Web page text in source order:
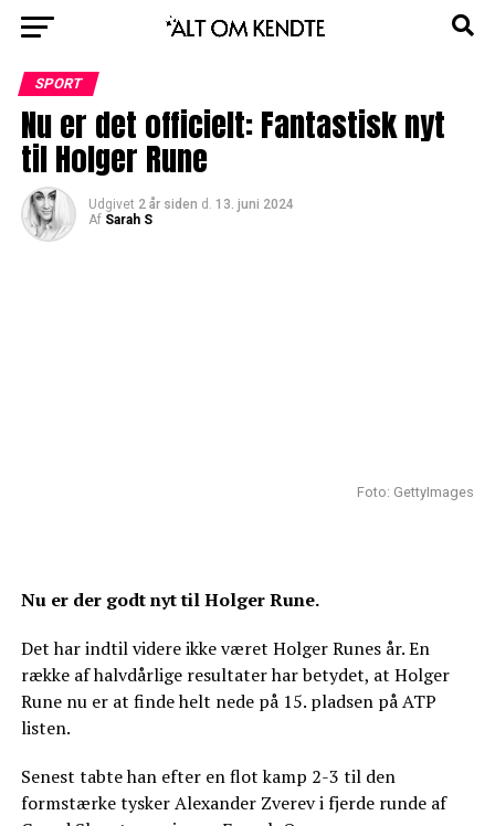
SPORT
Nu er det officielt: Fantastisk nyt
til Holger Rune
Udgivet 2 år siden d. 13. juni 2024
Af Sarah S
Foto: GettyImages
Nu er der godt nyt til Holger Rune.
Det har indtil videre ikke været Holger Runes år. En
række af halvdårlige resultater har betydet, at Holger
Rune nu er at finde helt nede på 15. pladsen på ATP
listen.
Senest tabte han efter en flot kamp 2-3 til den
formstærke tysker Alexander Zverev i fjerde runde af